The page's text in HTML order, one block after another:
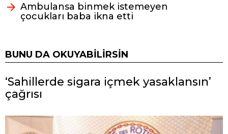
Ambulansa binmek istemeyen
çocukları baba ikna etti
BUNU DA OKUYABILIRSIN
‘Sahillerde sigara içmek yasaklansın’
çağrısı